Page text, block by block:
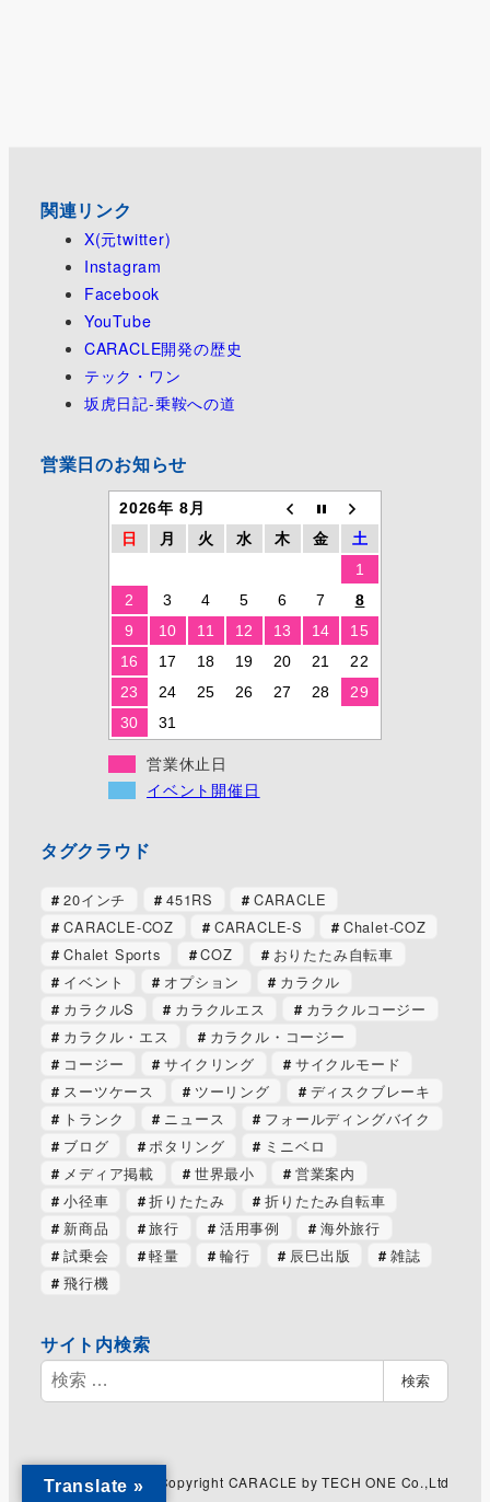
関連リンク
X(元twitter)
Instagram
Facebook
YouTube
CARACLE開発の歴史
テック・ワン
坂虎日記-乗鞍への道
営業日のお知らせ
2026年 8月
日
月 火 水 木 金
土
1
2
3 4 5 6 7
8
9
10 11 12 13 14
15
16
17 18 19 20 21
22
23
24 25 26 27 28
29
30
31
営業休止日
イベント開催日
タグクラウド
20インチ 451RS
CARACLE
CARACLE-COZ
CARACLE-S
Chalet-COZ
Chalet Sports
COZ
おりたたみ自転車
イベント
オプション
カラクル
カラクルS
カラクルエス
カラクルコージー
カラクル・エス
カラクル・コージー
コージー
サイクリング
サイクルモード
スーツケース
ツーリング
ディスクブレーキ
トランク
ニュース
フォールディングバイク
ブログ
ポタリング
ミニベロ
メディア掲載
世界最小
営業案内
小径車
折りたたみ
折りたたみ自転車
新商品
旅行 活用事例
海外旅行
試乗会
軽量 輪行 辰巳出版
雑誌
飛行機
サイト内検索
検
索
検索
Copyright CARACLE by TECH ONE Co.,Ltd
Translate »